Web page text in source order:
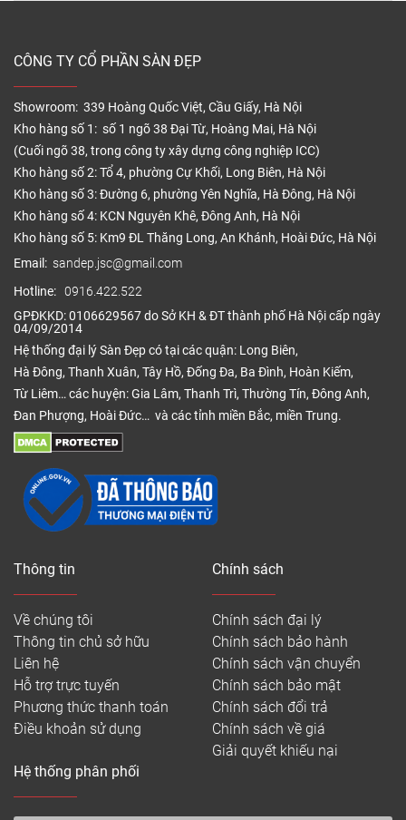
CÔNG TY CỔ PHẦN SÀN ĐẸP
Showroom: 339 Hoàng Quốc Việt, Cầu Giấy, Hà Nội
Kho hàng số 1: số 1 ngõ 38 Đại Từ, Hoàng Mai, Hà Nội
(Cuối ngõ 38, trong công ty xây dựng công nghiệp ICC)
Kho hàng số 2: Tổ 4, phường Cự Khối, Long Biên, Hà Nội
Kho hàng số 3: Đường 6, phường Yên Nghĩa, Hà Đông, Hà Nội
Kho hàng số 4: KCN Nguyên Khê, Đông Anh, Hà Nội
Kho hàng số 5: Km9 ĐL Thăng Long, An Khánh, Hoài Đức, Hà Nội
Email: sandep.jsc@gmail.com
Hotline: 0916.422.522
GPĐKKD: 0106629567 do Sở KH & ĐT thành phố Hà Nội cấp ngày
04/09/2014
Hệ thống đại lý Sàn Đẹp có tại các quận: Long Biên,
Hà Đông, Thanh Xuân, Tây Hồ, Đống Đa, Ba Đình, Hoàn Kiếm,
Từ Liêm… các huyện: Gia Lâm, Thanh Trì, Thường Tín, Đông Anh,
Đan Phượng, Hoài Đức… và các tỉnh miền Bắc, miền Trung.
Thông tin
Về chúng tôi
Thông tin chủ sở hữu
Liên hệ
Hỗ trợ trực tuyến
Phương thức thanh toán
Điều khoản sử dụng
Chính sách
Chính sách đại lý
Chính sách bảo hành
Chính sách vận chuyển
Chính sách bảo mật
Chính sách đổi trả
Chính sách về giá
Giải quyết khiếu nại
Hệ thống phân phối